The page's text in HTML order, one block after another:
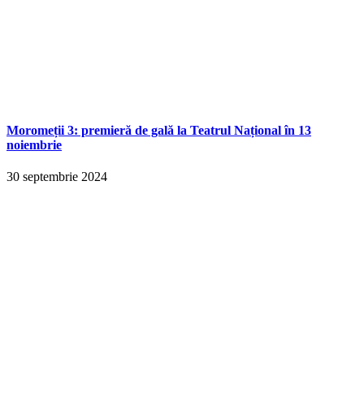
Moromeții 3: premieră de gală la Teatrul Național în 13
noiembrie
30 septembrie 2024